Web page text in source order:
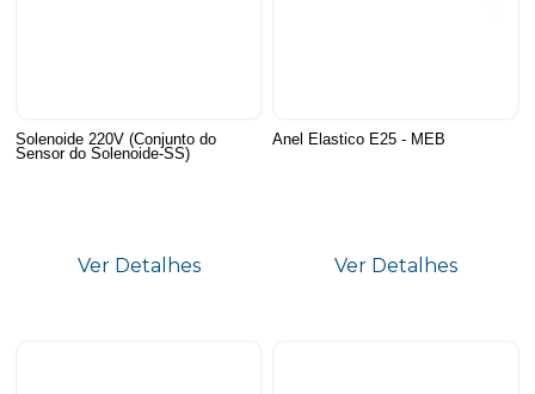
Solenoide 220V (Conjunto do
Sensor do Solenoide-SS)
Ver Detalhes
Anel Elastico E25 - MEB
Ver Detalhes